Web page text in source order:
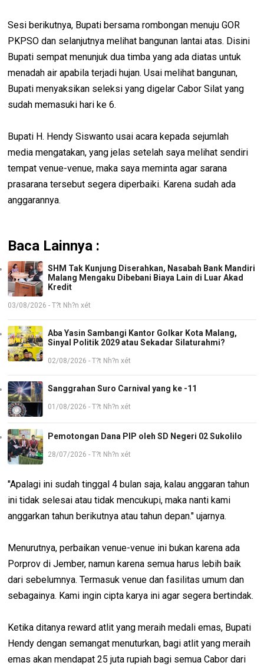
Sesi berikutnya, Bupati bersama rombongan menuju GOR
PKPSO dan selanjutnya melihat bangunan lantai atas. Disini
Bupati sempat menunjuk dua timba yang ada diatas untuk
menadah air apabila terjadi hujan. Usai melihat bangunan,
Bupati menyaksikan seleksi yang digelar Cabor Silat yang
sudah memasuki hari ke 6.
Bupati H. Hendy Siswanto usai acara kepada sejumlah
media mengatakan, yang jelas setelah saya melihat sendiri
tempat venue-venue, maka saya meminta agar sarana
prasarana tersebut segera diperbaiki. Karena sudah ada
anggarannya.
Baca Lainnya :
SHM Tak Kunjung Diserahkan, Nasabah Bank Mandiri
Malang Mengaku Dibebani Biaya Lain di Luar Akad
Kredit
03/08/2026 - T?t Nh?n xét
Aba Yasin Sambangi Kantor Golkar Kota Malang,
Sinyal Politik 2029 atau Sekadar Silaturahmi?
02/08/2026 - T?t Nh?n xét
Sanggrahan Suro Carnival yang ke -11
01/08/2026 - T?t Nh?n xét
Pemotongan Dana PIP oleh SD Negeri 02 Sukolilo
28/07/2026 - T?t Nh?n xét
"Apalagi ini sudah tinggal 4 bulan saja, kalau anggaran tahun
ini tidak selesai atau tidak mencukupi, maka nanti kami
anggarkan tahun berikutnya atau tahun depan." ujarnya.
Menurutnya, perbaikan venue-venue ini bukan karena ada
Porprov di Jember, namun karena semua harus lebih baik
dari sebelumnya. Termasuk venue dan fasilitas umum dan
sebagainya. Kami ingin cipta karya ini agar segera bertindak.
Ketika ditanya reward atlit yang meraih medali emas, Bupati
Hendy dengan semangat menuturkan, bagi atlit yang meraih
emas akan mendapat 25 juta rupiah bagi semua Cabor dari